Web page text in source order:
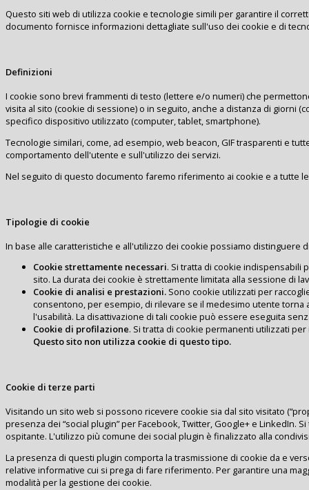
Questo siti web di utilizza cookie e tecnologie simili per garantire il
documento fornisce informazioni dettagliate sull'uso dei cookie e di
Definizioni
I cookie sono brevi frammenti di testo (lettere e/o numeri) che
visita al sito (cookie di sessione) o in seguito, anche a distanza di
specifico dispositivo utilizzato (computer, tablet, smartphone).
Tecnologie similari, come, ad esempio, web beacon, GIF trasparenti e
comportamento dell'utente e sull'utilizzo dei servizi.
Nel seguito di questo documento faremo riferimento ai cookie e a tutte
Tipologie di cookie
In base alle caratteristiche e all'utilizzo dei cookie possiamo distinguere
Cookie strettamente necessari. Si tratta di cookie indispensabili
sito. La durata dei cookie è strettamente limitata alla sessione di
Cookie di analisi e prestazioni. Sono cookie utilizzati per
consentono, per esempio, di rilevare se il medesimo utente
l'usabilità. La disattivazione di tali cookie può essere eseguita
Cookie di profilazione. Si tratta di cookie permanenti utilizzati
Questo sito non utilizza cookie di questo tipo.
Cookie di terze parti
Visitando un sito web si possono ricevere cookie sia dal sito visitato
presenza dei “social plugin” per Facebook, Twitter, Google+ e
ospitante. L'utilizzo più comune dei social plugin è finalizzato alla
La presenza di questi plugin comporta la trasmissione di cookie da e
relative informative cui si prega di fare riferimento. Per garantire una
modalità per la gestione dei cookie.